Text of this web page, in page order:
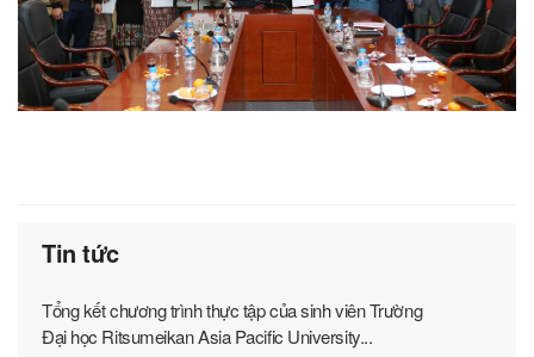
Tin tức
Tổng kết chương trình thực tập của sinh viên Trường
Đại học Ritsumeikan Asia Pacific University...